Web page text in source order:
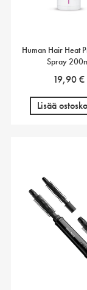
Human Hair Heat
Spray
19,90€
Lisää